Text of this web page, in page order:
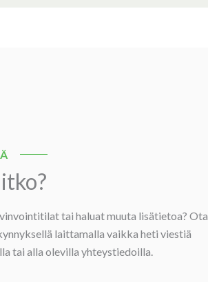
tai haluat muuta lisätietoa? Ota
laittamalla vaikka heti viestiä
tai alla olevilla yhteystiedoilla.